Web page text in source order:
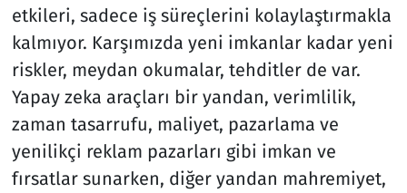
etkileri, sadece iş süreçlerini kolaylaştırmakla
kalmıyor. Karşımızda yeni imkanlar kadar yeni
riskler, meydan okumalar, tehditler de var.
Yapay zeka araçları bir yandan, verimlilik,
zaman tasarrufu, maliyet, pazarlama ve
yenilikçi reklam pazarları gibi imkan ve
fırsatlar sunarken, diğer yandan mahremiyet,